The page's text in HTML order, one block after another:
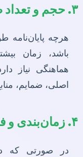
۳. حجم و تعداد صفحات
هرچه پایان‌نامه
باشد، زمان
هماهنگی نیاز
اصلی، ضمایم،
۴. زمان‌بندی و فوریت انجام پروژه
در صورتی که